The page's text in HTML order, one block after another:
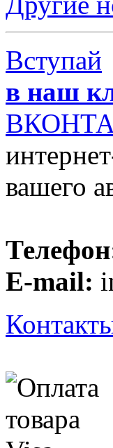
Вступай
в наш
вашего
E-mail: